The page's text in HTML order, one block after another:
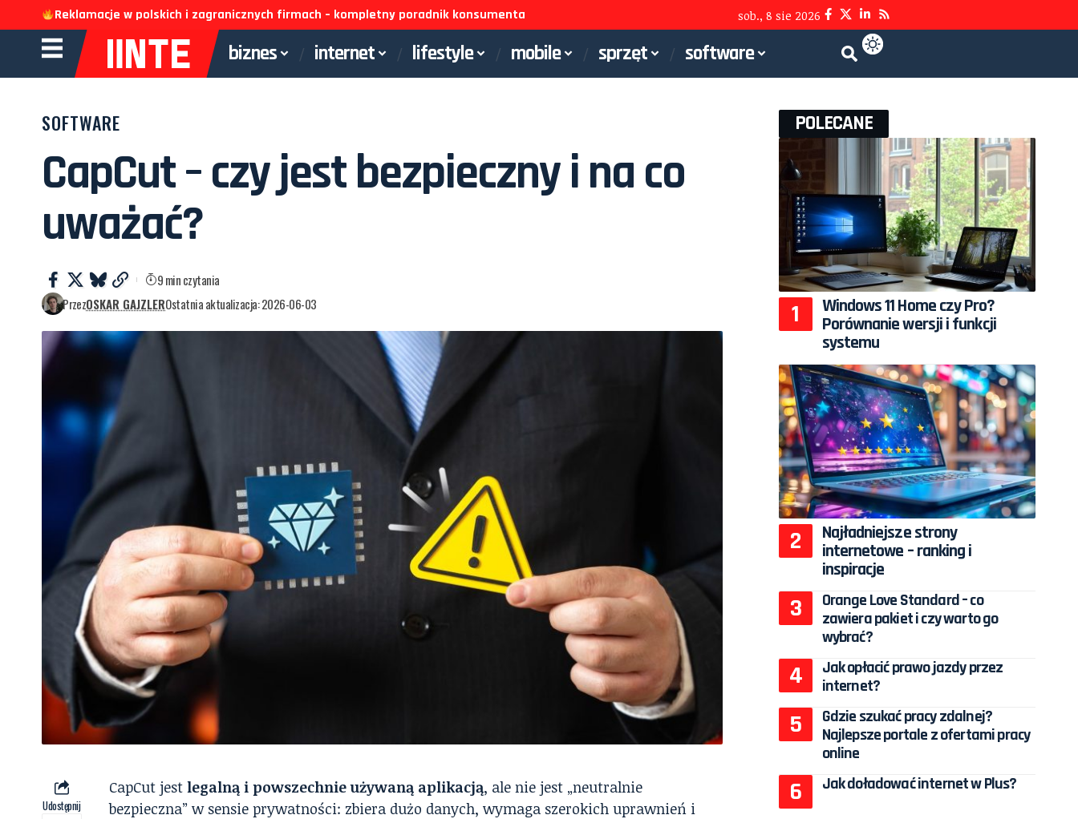
Reklamacje w polskich i zagranicznych firmach – kompletny poradnik konsumenta sob., 8 sie 2026
biznes internet lifestyle mobile sprzęt software
SOFTWARE
CapCut – czy jest bezpieczny i na co
uważać?
PrzezOSKAR GAJZLEROstatnia aktualizacja: 2026-06-03
9 min czytania
Udostępnij
CapCut jestlegalną i powszechnie używaną aplikacją, ale nie jest „neutralnie
bezpieczna” w sensie prywatności: zbiera dużo danych, wymaga szerokich uprawnień i
POLECANE
Windows 11 Home czy Pro?
Porównanie wersji i funkcji
systemu
Najładniejsze strony
internetowe – ranking i
inspiracje
Orange Love Standard – co
zawiera pakiet i czy warto go
wybrać?
Jak opłacić prawo jazdy przez
internet?
Gdzie szukać pracy zdalnej?
Najlepsze portale z ofertami pracy
online
Jak doładować internet w Plus?